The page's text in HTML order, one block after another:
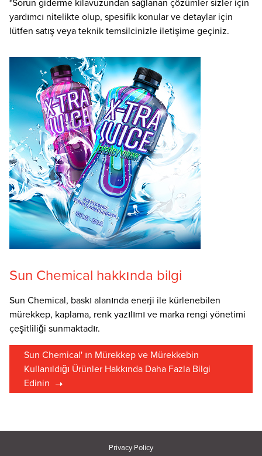
*Sorun giderme kılavuzundan sağlanan çözümler sizler için
yardımcı nitelikte olup, spesifik konular ve detaylar için
lütfen satış veya teknik temsilcinizle iletişime geçiniz.
Sun Chemical hakkında bilgi
Sun Chemical, baskı alanında enerji ile kürlenebilen
mürekkep, kaplama, renk yazılımı ve marka rengi yönetimi
çeşitliliği sunmaktadır.
Sun Chemical' ın Mürekkep ve Mürekkebin
Kullanıldığı Ürünler Hakkında Daha Fazla Bilgi
Edinin
Privacy Policy